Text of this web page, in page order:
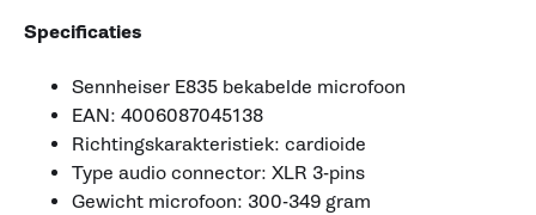
Specificaties
Sennheiser E835 bekabelde microfoon
EAN: 4006087045138
Richtingskarakteristiek: cardioide
Type audio connector: XLR 3-pins
Gewicht microfoon: 300-349 gram